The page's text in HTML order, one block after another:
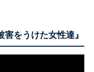
をうけた女性達』